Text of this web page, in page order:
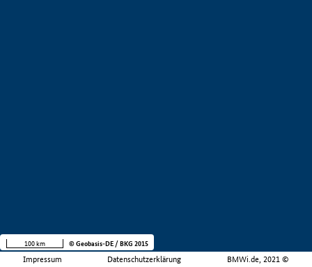
Impressum Datenschutzerklärung BMWi.de, 2021 ©
100 km © Geobasis-DE / BKG 2015